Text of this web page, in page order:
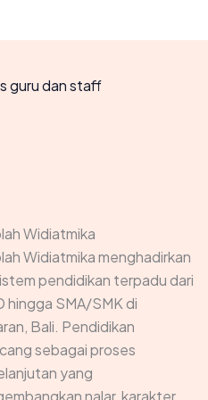
guru dan staff
Widiatmika
Widiatmika menghadirkan
pendidikan terpadu dari
hingga SMA/SMK di
Bali. Pendidikan
sebagai proses
yang
nalar, karakter,